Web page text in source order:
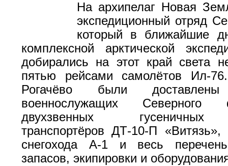
На архипелаг Новая
экспедиционный отряд
который в ближайшие
комплексной арктической
добирались на этот край света
пятью рейсами самолётов Ил-
Рогачёво были
военнослужащих
двухзвенных
транспортёров ДТ-10-П «Витязь»,
снегохода А-1 и весь
запасов, экипировки и